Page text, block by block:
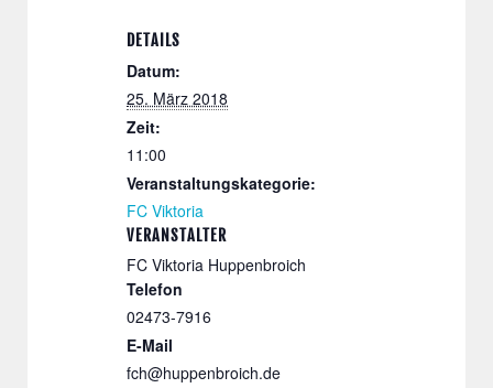
DETAILS
Datum:
25. März 2018
Zeit:
11:00
Veranstaltungskategorie:
FC Viktoria
VERANSTALTER
FC Viktoria Huppenbroich
Telefon
02473-7916
E-Mail
fch@huppenbroich.de